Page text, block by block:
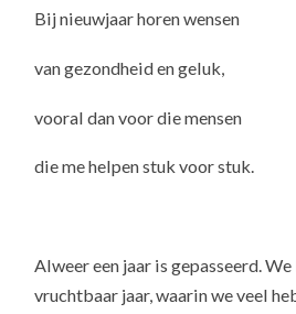
Bij nieuwjaar horen wensen
van gezondheid en geluk,
vooral dan voor die mensen
die me helpen stuk voor stuk.
Alweer een jaar is gepasseerd.
vruchtbaar jaar, waarin we veel